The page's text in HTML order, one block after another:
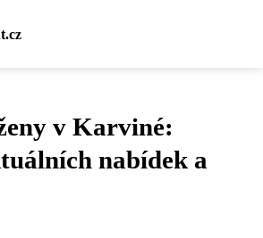
v Karviné:
nabídek a